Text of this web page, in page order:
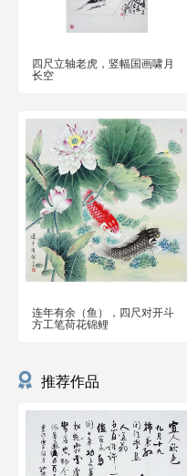
四尺立轴老虎，竖幅国画啸月
长空
连年有余（鱼），四尺对开斗
方工笔荷花锦鲤
推荐作品